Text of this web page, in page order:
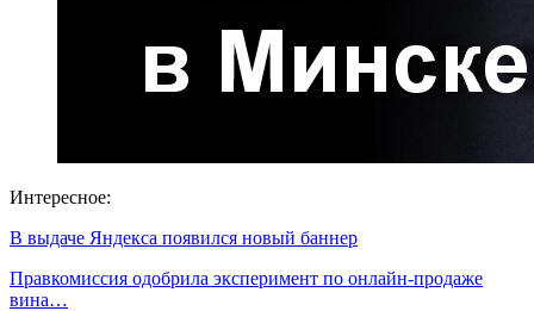
Интересное:
В выдаче Яндекса появился новый баннер
Правкомиссия одобрила эксперимент по онлайн-продаже
вина…